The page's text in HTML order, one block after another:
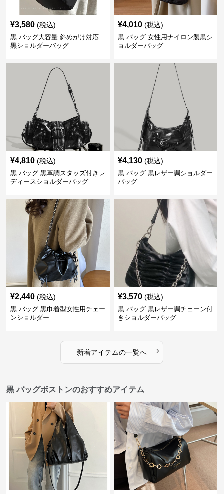
¥3,580 (税込)
黒 バッグ大容量 斜めがけ対応
黒ショルダーバッグ
¥4,010 (税込)
黒 バッグ 女性用ナイロン製黒シ
ョルダーバッグ
¥4,810 (税込)
黒 バッグ 黒革調スタッズ付きレ
ディースショルダーバッグ
¥4,130 (税込)
黒 バッグ 黒レザー調ショルダー
バッグ
¥2,440 (税込)
黒 バッグ 黒巾着型女性用チェー
ンショルダー
¥3,570 (税込)
黒 バッグ 黒レザー調チェーン付
きショルダーバッグ
新着アイテムの一覧へ ›
黒 バッグボストンのおすすめアイテム